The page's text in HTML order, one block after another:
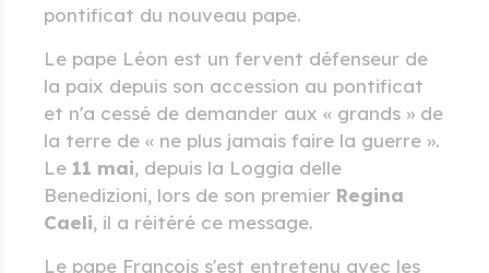
pontificat du nouveau pape.
Le pape Léon est un fervent défenseur de
la paix depuis son accession au pontificat
et n'a cessé de demander aux « grands » de
la terre de « ne plus jamais faire la guerre ».
Le 11 mai, depuis la Loggia delle
Benedizioni, lors de son premier Regina
Caeli, il a réitéré ce message.
Le pape François s'est entretenu avec les